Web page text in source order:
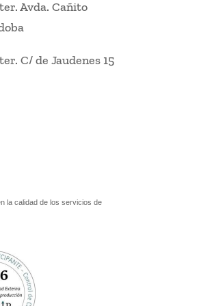
.Avda. Cañito
. C/ de Jaudenes 15
la calidad de los servicios de